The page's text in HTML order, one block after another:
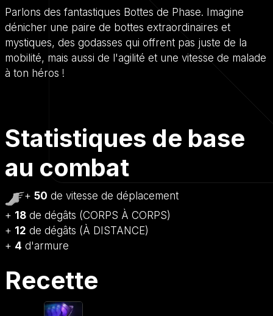
Parlons des fantastiques Bottes de Phase. Imagine
dénicher une paire de bottes extraordinaires et
mystiques, des godasses qui offrent pas juste de la
mobilité, mais aussi de l'agilité et une vitesse de malade
à ton héros !
Statistiques de base
au combat
+ 50 de vitesse de déplacement
+ 18 de dégâts (CORPS À CORPS)
+ 12 de dégâts (À DISTANCE)
+ 4 d'armure
Recette